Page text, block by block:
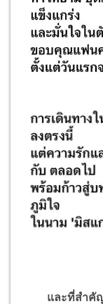
และที่สำคัญที่